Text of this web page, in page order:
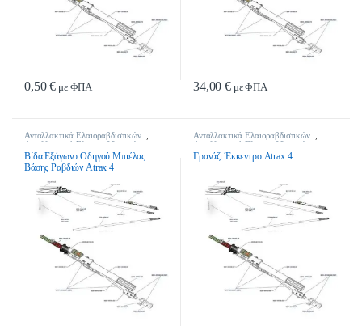
0,50€ με ΦΠΑ 34,00€ με ΦΠΑ
Ανταλλακτικά Ελαιοραβδιστικών ,
Ανταλλακτικά Ελαιοραβδιστικών
Βίδα Εξάγωνο Οδηγού Μπιέλας
Βάσης Ραβδιών Atrax 4
Ανταλλακτικά Ελαιοραβδιστικών ,
Ανταλλακτικά Ελαιοραβδιστικών
Γρανάζι Έκκεντρο Atrax 4